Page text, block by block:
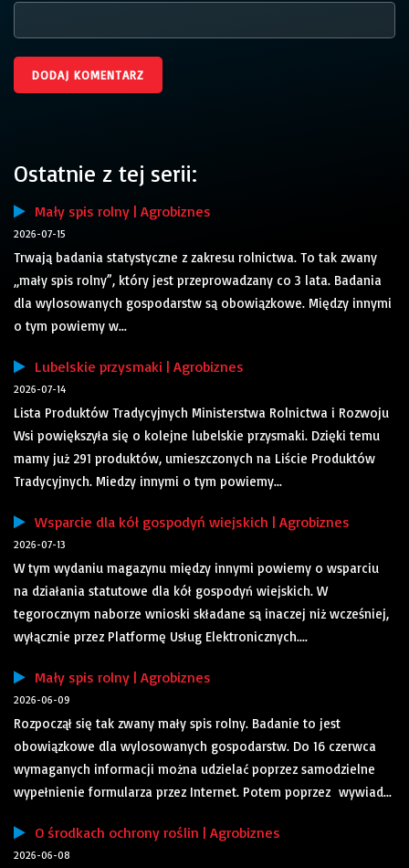
Ostatnie z tej serii:
Mały spis rolny | Agrobiznes
2026-07-15
Trwają badania statystyczne z zakresu rolnictwa. To tak zwany
„mały spis rolny”, który jest przeprowadzany co 3 lata. Badania
dla wylosowanych gospodarstw są obowiązkowe. Między innymi
o tym powiemy w...
Lubelskie przysmaki | Agrobiznes
2026-07-14
Lista Produktów Tradycyjnych Ministerstwa Rolnictwa i Rozwoju
Wsi powiększyła się o kolejne lubelskie przysmaki. Dzięki temu
mamy już 291 produktów, umieszczonych na Liście Produktów
Tradycyjnych. Miedzy innymi o tym powiemy...
Wsparcie dla kół gospodyń wiejskich | Agrobiznes
2026-07-13
W tym wydaniu magazynu między innymi powiemy o wsparciu
na działania statutowe dla kół gospodyń wiejskich. W
tegorocznym naborze wnioski składane są inaczej niż wcześniej,
wyłącznie przez Platformę Usług Elektronicznych....
Mały spis rolny | Agrobiznes
2026-06-09
Rozpoczął się tak zwany mały spis rolny. Badanie to jest
obowiązkowe dla wylosowanych gospodarstw. Do 16 czerwca
wymaganych informacji można udzielać poprzez samodzielne
wypełnienie formularza przez Internet. Potem poprzez wywiad...
O środkach ochrony roślin | Agrobiznes
2026-06-08